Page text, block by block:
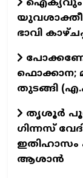
ഐക്യവും
ഭാവി
ഫൊക്കാന;
തുടങ്ങി
തൃശൂർ
ഗിന്നസ്
ഇതിഹാസം
ആശാൻ